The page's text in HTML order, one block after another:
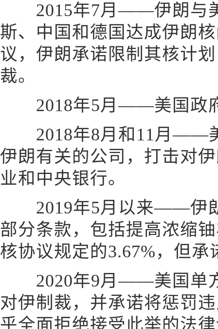
2015年7月——伊朗与美
斯、中国和德国达成伊朗
议，伊朗承诺限制其核计
裁。
2018年5月——美国政府
2018年8月和11月——美
伊朗有关的公司，打击对
业和中央银行。
2019年5月以来——伊朗
部分条款，包括提高浓缩
核协议规定的3.67%，但承
2020年9月——美国单方
对伊制裁，并承诺将惩罚
乎全面拒绝接受此举的法